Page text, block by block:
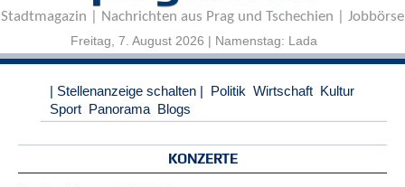
l
e
n
|
e
s
Stadtmagazin | Nachrichten aus Prag und Tschechien | Jobbörse
Freitag, 7. August 2026 | Namenstag: Lada
| Stellenanzeige schalten | Politik Wirtschaft Kultur
Sport Panorama Blogs
KONZERTE